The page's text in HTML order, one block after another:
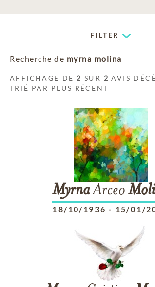
FILTER
Recherche de myrna molina
AFFICHAGE DE 2 SUR 2 AVIS
TRIÉ PAR PLUS RÉCENT
MyrnaArceo
18/10/1936 - 15/01/